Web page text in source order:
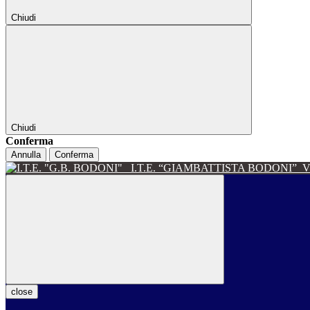
Chiudi
Chiudi
Conferma
Annulla Conferma
I.T.E. “GIAMBATTISTA BODONI”
close